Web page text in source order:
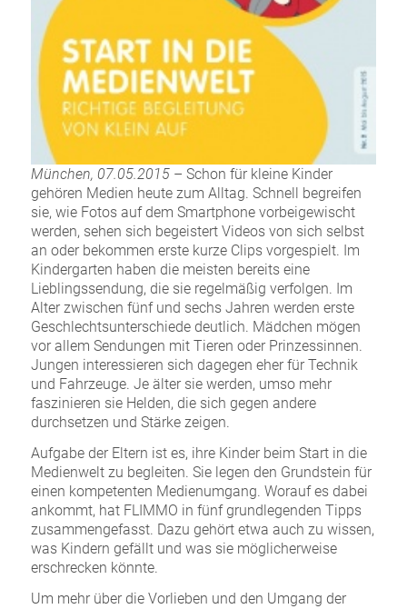
München, 07.05.2015– Schon für kleine Kinder
gehören Medien heute zum Alltag. Schnell begreifen
sie, wie Fotos auf dem Smartphone vorbeigewischt
werden, sehen sich begeistert Videos von sich selbst
an oder bekommen erste kurze Clips vorgespielt. Im
Kindergarten haben die meisten bereits eine
Lieblingssendung, die sie regelmäßig verfolgen. Im
Alter zwischen fünf und sechs Jahren werden erste
Geschlechtsunterschiede deutlich. Mädchen mögen
vor allem Sendungen mit Tieren oder Prinzessinnen.
Jungen interessieren sich dagegen eher für Technik
und Fahrzeuge. Je älter sie werden, umso mehr
faszinieren sie Helden, die sich gegen andere
durchsetzen und Stärke zeigen.
Aufgabe der Eltern ist es, ihre Kinder beim Start in die
Medienwelt zu begleiten. Sie legen den Grundstein für
einen kompetenten Medienumgang. Worauf es dabei
ankommt, hat FLIMMO in fünf grundlegenden Tipps
zusammengefasst. Dazu gehört etwa auch zu wissen,
was Kindern gefällt und was sie möglicherweise
erschrecken könnte.
Um mehr über die Vorlieben und den Umgang der